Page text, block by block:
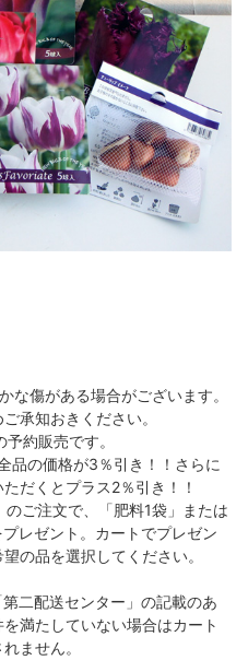
な傷がある場合がございます。
承知おきください。
約販売です。
品の価格が3％引き！！さらに
だくとプラス2％引き！！
ご注文で、「肥料1袋」または
レゼント。カートでプレゼン
の品を選択してください。
二配送センター」の記載のあ
満たしていない場合はカート
ません。